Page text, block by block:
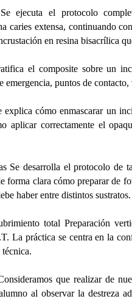
ejecuta el protocolo
caries extensa, continuando
en resina bisacrílica
el composite sobre un
emergencia, puntos de
explica cómo enmascarar un
aplicar correctamente el
Se desarrolla el protocolo de
forma clara cómo preparar de
haber entre distintos sustratos.
total Preparación
La práctica se centra en la
técnica.
que realizar de
al observar la destreza